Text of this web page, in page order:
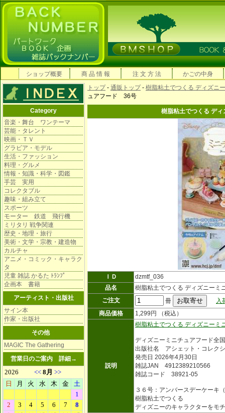
ショップ概要 商 品 情 報 注 文 方 法 かごの中身
Category
音楽・舞台 ワンテーマ
芸能・タレント
映画・ＴＶ
グラビア・モデル
生活・ファッション
料理・グルメ
情報・知識・科学・図鑑
手芸 実用
コレクタブル
趣味・組み立て
スポーツ
モーター 鉄道 飛行機
ミリタリ 戦争関連
歴史・地理・旅行
美術・文学・宗教・建造物
カルチャ
アニメ・コミック・キャラク
タ
児童 雑誌 かるた ﾄﾗﾝﾌﾟ
企画本 書籍
アーティスト・出版社
サイン本
作家・出版社
その他
MAGIC The Gathering
営業日のご案内 詳細→
トップ- 通販トップ- 樹脂粘土でつくる ディズニ
ュアフード 36号
樹脂粘土でつくる デ
ＩＤ
dzmtf_036
品名
樹脂粘土でつくる ディズニー
ご注文
冊
入
商品価格
1,299円 （税込）
説明
樹脂粘土でつくる ディズニー
ディズニーミニチュアフード全
出版社名 アシェット・コレク
発売日 2026年4月30日
雑誌JAN 4912389210566
雑誌コード 38921-05
３６号：アンバースデーケーキ
樹脂粘土でつくる
ディズニーのキャラクターをモ